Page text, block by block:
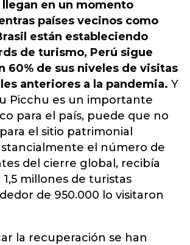
llegan en un momento
países vecinos como
están estableciendo
de turismo, Perú sigue
60% de sus niveles de visitas
anteriores a la pandemia. Y
Picchu es un importante
para el país, puede que no
el sitio patrimonial
el número de
del cierre global, recibía
millones de turistas
de 950.000 lo visitaron
la recuperación se han